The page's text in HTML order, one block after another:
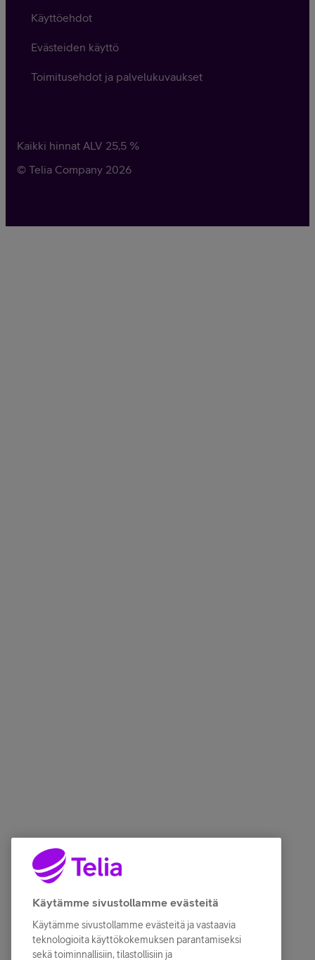
Käyttöehdot
Evästeiden käyttö
Toimitusehdot ja palvelukuvaukset
Kaikki hinnat ALV 25,5 %
© Telia Company 2026
Käytämme sivustollamme evästeitä
Käytämme sivustollamme evästeitä ja vastaavia
teknologioita käyttökokemuksen parantamiseksi
sekä toiminnallisiin, tilastollisiin ja